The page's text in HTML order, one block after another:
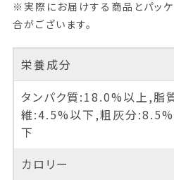
※実際にお届けする商品とパッ
合がございます。
栄養成分
タンパク質:18.0%以上,脂
維:4.5%以下,粗灰分
下
カロリー